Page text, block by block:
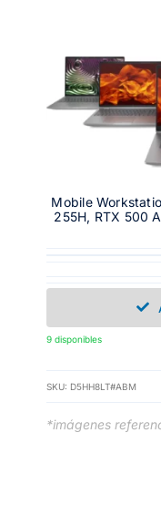
Mobile
255H, RTX 500
9 disponibles
SKU: D5HH8LT#ABM
*imágenes